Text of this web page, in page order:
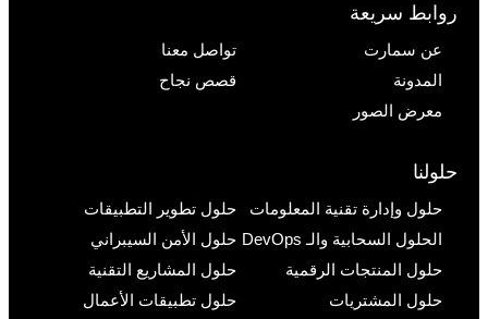
روابط سريعة
عن سمارت
تواصل معنا
المدونة
قصص نجاح
معرض الصور
حلولنا
حلول وإدارة تقنية المعلومات
حلول تطوير التطبيقات
الحلول السحابية والـ DevOps
حلول الأمن السيبراني
حلول المنتجات الرقمية
حلول المشاريع التقنية
حلول المشتريات
حلول تطبيقات الأعمال